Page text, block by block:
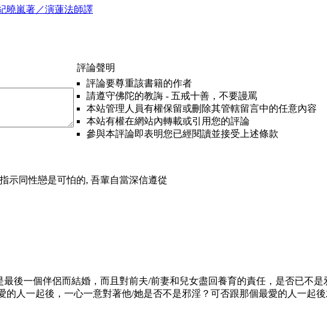
曉嵐著／演蓮法師譯
評論聲明
評論要尊重該書籍的作者
請遵守佛陀的教誨 - 五戒十善，不要謾罵
本站管理人員有權保留或刪除其管轄留言中的任意內容
本站有權在網站內轉載或引用您的評論
參與本評論即表明您已經閱讀並接受上述條款
示同性戀是可怕的, 吾輩自當深信遵從
後一個伴侶而結婚，而且對前夫/前妻和兒女盡回養育的責任，是否已不
人一起後，一心一意對著他/她是否不是邪淫？可否跟那個最愛的人一起